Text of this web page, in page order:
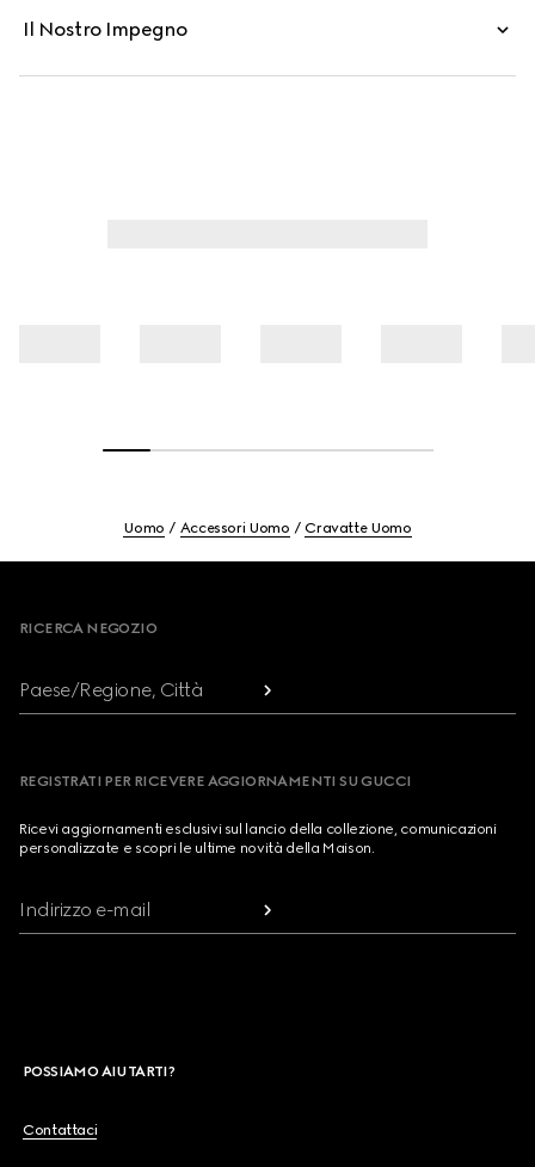
Il Nostro Impegno
Uomo Accessori Uomo Cravatte Uomo
RICERCA NEGOZIO
Paese/Regione, Città
REGISTRATI PER RICEVERE AGGIORNAMENTI SU GUCCI
Ricevi aggiornamenti esclusivi sul lancio della collezione, comunicazioni
personalizzate e scopri le ultime novità della Maison.
Indirizzo e-mail
POSSIAMO AIUTARTI?
Contattaci